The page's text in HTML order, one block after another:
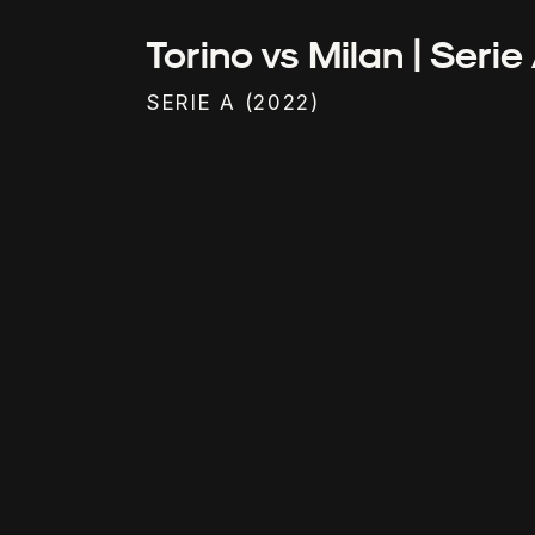
Torino vs Milan | Serie
SERIE A (2022)